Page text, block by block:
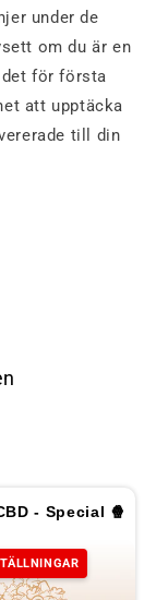
under de
om du är en
för första
att upptäcka
till din
- Special 🍿